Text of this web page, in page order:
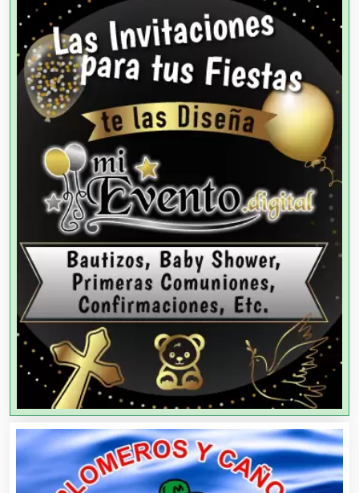
Agencias de Autos
Agencias de Cobranza
Agencias de Colocación
Agencias de Modelos
Agencias de Publicidad
Agencias de Viajes
Agricultores
Agricultura y Ganadería